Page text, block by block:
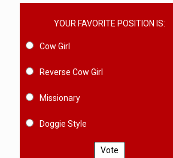
YOUR FAVORITE POSITION IS:
Cow Girl
Reverse Cow Girl
Missionary
Doggie Style
Vote